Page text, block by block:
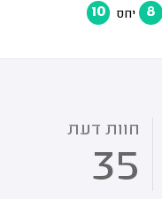
8 יחס 10
חוות דעת
35